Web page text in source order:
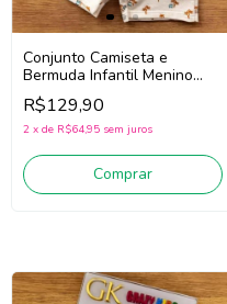
Conjunto Camiseta e
Bermuda Infantil Menino
Milon 2001790 (Azul/Off
White)
R$129,90
2 x de R$64,95 sem juros
Comprar